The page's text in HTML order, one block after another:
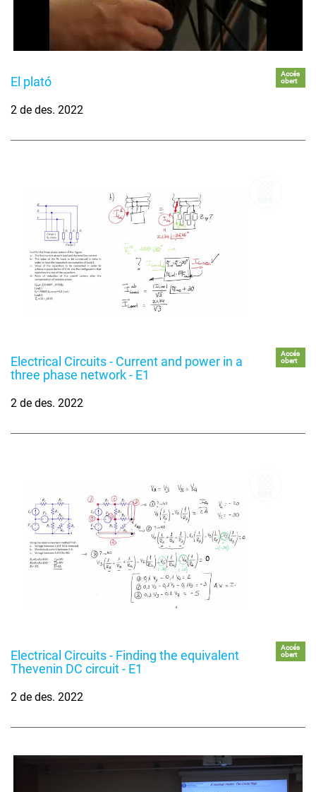
El plató
Accés
obert
2 de des. 2022
Electrical Circuits - Current and power in a
three phase network - E1
Accés
obert
2 de des. 2022
Electrical Circuits - Finding the equivalent
Thevenin DC circuit - E1
Accés
obert
2 de des. 2022